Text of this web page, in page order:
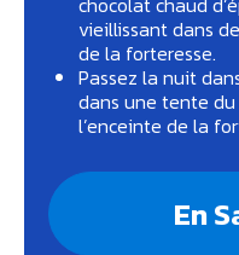
vieillissant dans
de la forteresse.
Passez la nuit
dans une tente
l’enceinte de la
En